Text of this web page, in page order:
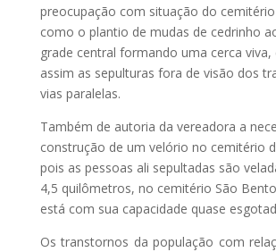
preocupação com situação do cemitério
como o plantio de mudas de cedrinho
grade central formando uma cerca viva,
assim as sepulturas fora de visão dos
vias paralelas.
Também de autoria da vereadora a
construção de um velório no cemitério
pois as pessoas ali sepultadas são
4,5 quilômetros, no cemitério São
está com sua capacidade quase
Os transtornos da população com